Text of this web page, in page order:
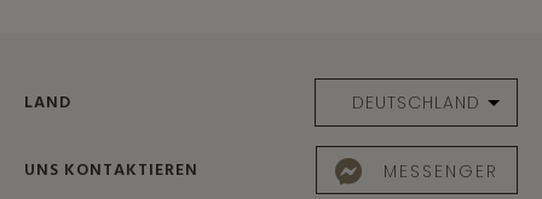
LAND
UNS KONTAKTIEREN MESSENGER